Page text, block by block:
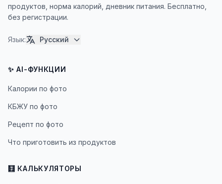
продуктов, норма калорий, дневник питания. Бесплатно,
без регистрации.
Язык: Русский
✨ AI-ФУНКЦИИ
Калории по фото
КБЖУ по фото
Рецепт по фото
Что приготовить из продуктов
🧮 КАЛЬКУЛЯТОРЫ